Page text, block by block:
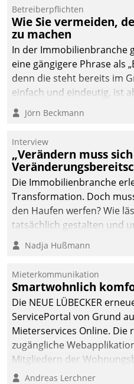
Datatrain ermöglicht
automatisiert ausgelöste,
zielgerichtete
Mieterbefragungen – eine
starke Grundlage für
intelligente,
Entscheidungen.
Betreiberpflichten
Wie Sie vermeiden,
zu machen
In der Immobilienbranche
eine gängigere Phrase als
denn die steht bereits im
einfach und eindeutig, ist
Branchenbeschäftigte
Verantwortung folgen
Jörn Beckmann
Interview
„Verändern muss
Die Immobilienbranche
Transformation. Doch
den Haufen werfen? Wie
tatsächlich gestalten und
Argumente zählen wirklich?
Nadja Hußmann
Mieterkommunikation
Smartwohnlich
Die NEUE LÜBECKER
ServicePortal von Grund
Mieterservices Online. Die
zugängliche
Mitgliedern der
Kontaktaufnahme per
Andreas Lerchner